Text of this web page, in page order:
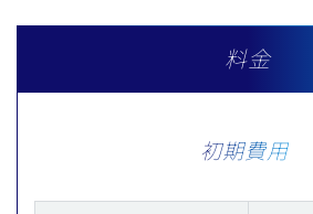
料金
初期費用